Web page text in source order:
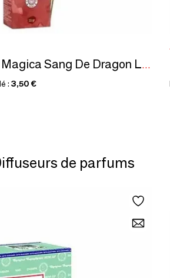
Perma Nature Magica Sang De Dragon Labellisé Ecocert 15g
: 3,50 €
de parfums